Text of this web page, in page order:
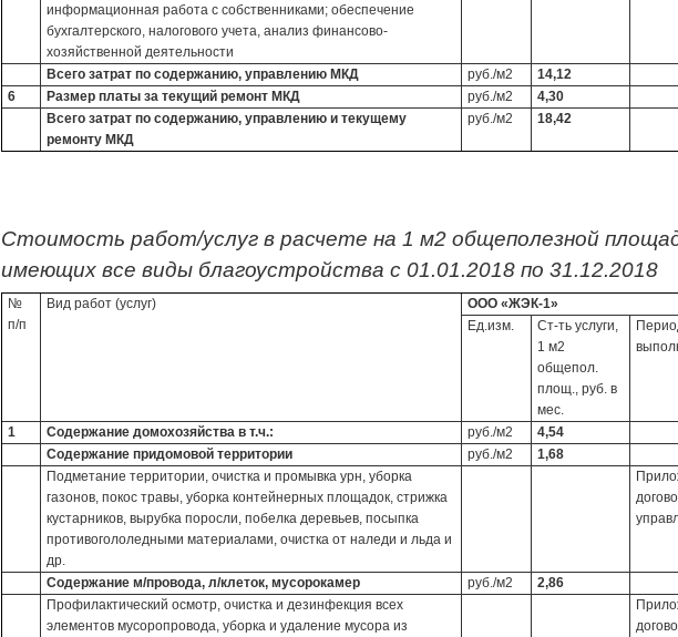
информационная работа с собственниками; обеспечение
бухгалтерского, налогового учета, анализ финансово-
хозяйственной деятельности
Всего затрат по содержанию, управлению МКД руб./м2
14,12
6
Размер платы за текущий ремонт МКД руб./м2
4,30
Всего затрат по содержанию, управлению и текущему
ремонту МКД
руб./м2 18,42
Стоимость работ/услуг в расчете на 1 м2 общеполезной
имеющих все виды благоустройства с 01.01.2018 по 31.12.2018
№
п/п
Вид работ (услуг)
ООО «ЖЭК-1»
Ед.изм.
Ст-ть услуги,
1 м2
общепол.
площ., руб. в
мес.
1 Содержание домохозяйства в т.ч.: руб./м2
4,54
Содержание придомовой территории
руб./м2
1,68
Подметание территории, очистка и промывка урн, уборка
газонов, покос травы, уборка контейнерных площадок, стрижка
кустарников, вырубка поросли, побелка деревьев, посыпка
противогололедными материалами, очистка от наледи и льда и
др.
Содержание м/провода, л/клеток, мусорокамер руб./м2
2,86
Профилактический осмотр, очистка и дезинфекция всех
элементов мусоропровода, уборка и удаление мусора из